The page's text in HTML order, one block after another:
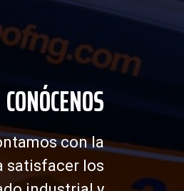
CONÓCENOS
con la
satisfacer los